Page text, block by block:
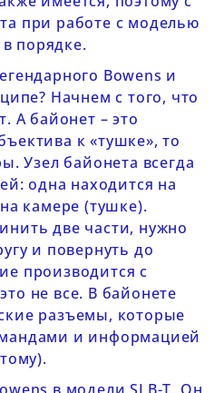
при работе с моделью
в порядке.
Bowens и
Начнем с того, что
А байонет – это
к «тушке», то
Узел байонета всегда
одна находится на
камере (тушке).
две части, нужно
и повернуть до
производится с
не все. В байонете
разъемы, которые
и информацией